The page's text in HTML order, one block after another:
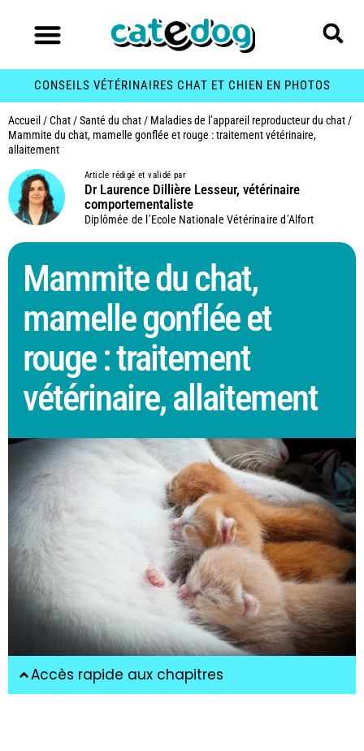
CONSEILS VÉTÉRINAIRES CHAT ET CHIEN EN PHOTOS
Accueil /Chat /Santé du chat / Maladies de l’appareil reproducteur du chat /
Mammite du chat, mamelle gonflée et rouge : traitement vétérinaire,
allaitement
Article rédigé et validé par
Dr Laurence Dillière Lesseur, vétérinaire
comportementaliste
Diplômée de l’Ecole Nationale Vétérinaire d’Alfort
Mammite du chat,
mamelle gonflée et
rouge : traitement
vétérinaire, allaitement
Accès rapide aux chapitres